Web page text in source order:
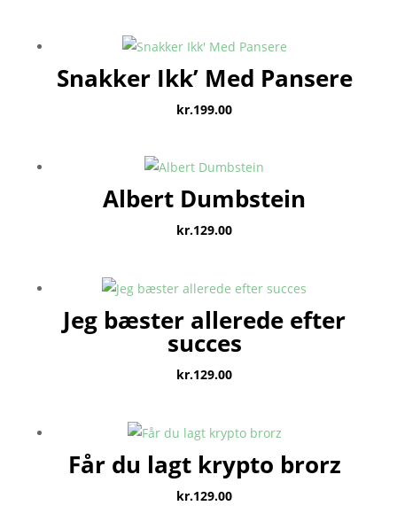
Snakker Ikk’ Med Pansere
kr.199.00
Albert Dumbstein
kr.129.00
Jeg bæster allerede efter
succes
kr.129.00
Får du lagt krypto brorz
kr.129.00